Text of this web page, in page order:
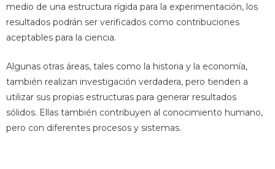
medio de una estructura rígida para la experimentación, los
resultados podrán ser verificados como contribuciones
aceptables para la ciencia.
Algunas otras áreas, tales como la historia y la economía,
también realizan investigación verdadera, pero tienden a
utilizar sus propias estructuras para generar resultados
sólidos. Ellas también contribuyen al conocimiento humano,
pero con diferentes procesos y sistemas.